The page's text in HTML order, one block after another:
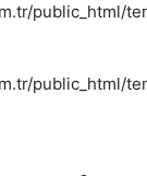
public_html/
public_html/